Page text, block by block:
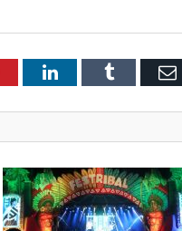
LinkedInTumblr